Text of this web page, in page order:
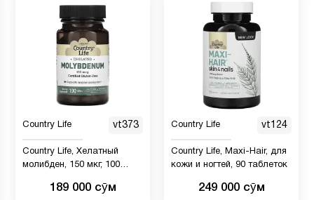
Country Life vt373
Country Life, Хелатный
молибден, 150 мкг, 100
189 000 сӯм
Country Life vt124
Country Life, Maxi-Hair, для
кожи и ногтей, 90 таблеток
249 000 сӯм